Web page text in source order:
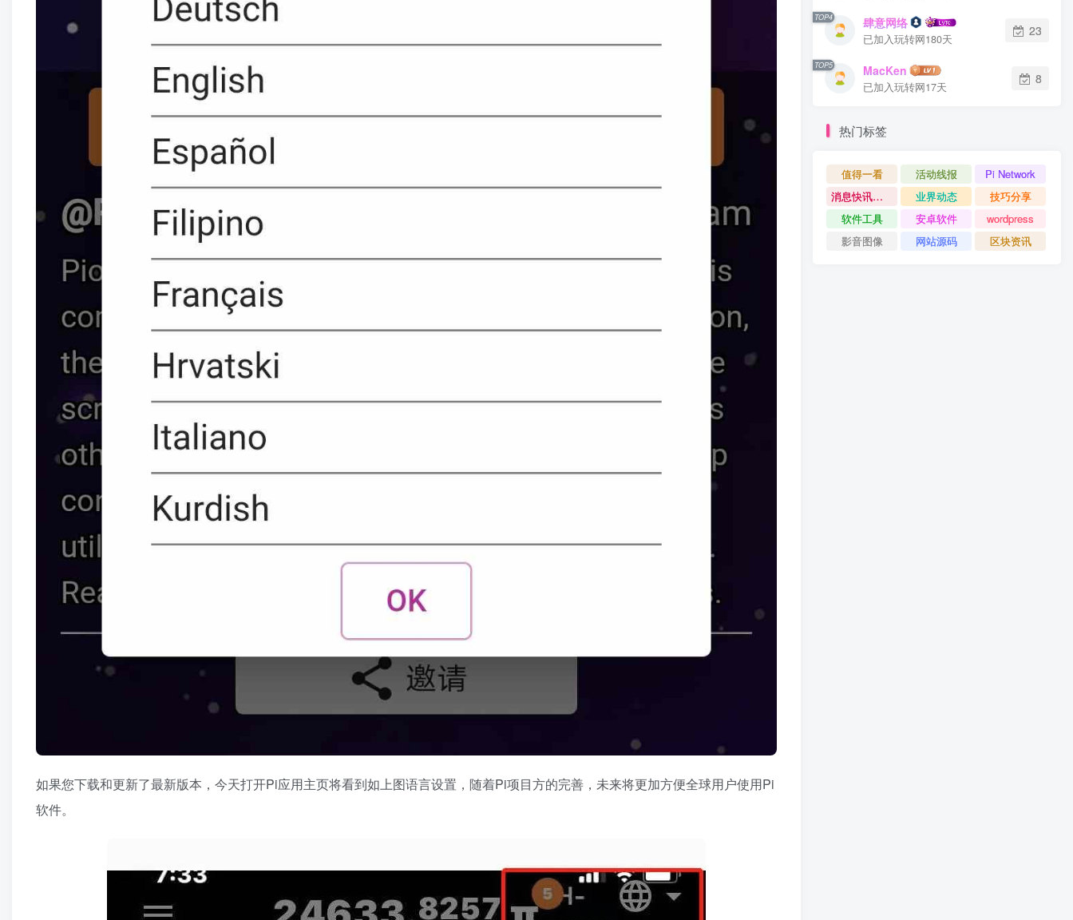
如果您下载和更新了最新版本，今天打开Pi应用主页将看到如上图语言设置，随着Pi项目方的完善，未来将更加方便全球用户使用Pi
软件。
TOP4 肆意网络
已加入玩转网180天
23
TOP5 MacKen
已加入玩转网17天
8
热门标签
值得一看 活动线报
Pi Network
消息快讯查看更多 》》
业界动态
技巧分享
软件工具
安卓软件
wordpress
影音图像
网站源码 区块资讯